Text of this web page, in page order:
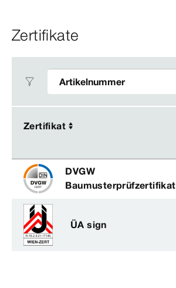
Zertifikate
Zertifikat
Zertifikat
DVGW
Baumusterprüfzertifikat
ÜA sign